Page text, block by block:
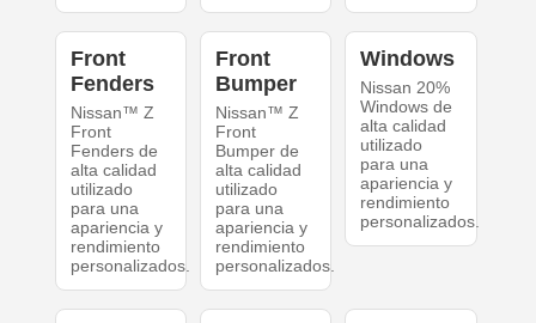
Front
Fenders
Nissan™ Z
Front
Fenders de
alta calidad
utilizado
para una
apariencia y
rendimiento
personalizados.
Front
Bumper
Nissan™ Z
Front
Bumper de
alta calidad
utilizado
para una
apariencia y
rendimiento
personalizados.
Windows
Nissan 20%
Windows de
alta calidad
utilizado
para una
apariencia y
rendimiento
personalizados.